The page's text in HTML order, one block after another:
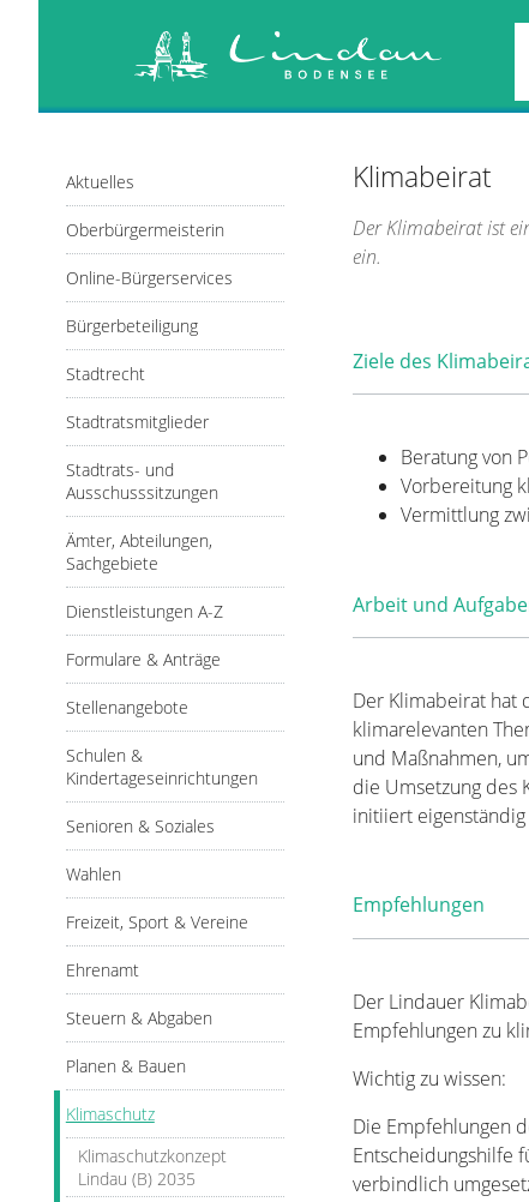
Aktuelles
Oberbürgermeisterin
Online-Bürgerservices
Bürgerbeteiligung
Stadtrecht
Stadtratsmitglieder
Stadtrats- und
Ausschusssitzungen
Ämter, Abteilungen,
Sachgebiete
Dienstleistungen A-Z
Formulare & Anträge
Stellenangebote
Schulen &
Kindertageseinrichtungen
Senioren & Soziales
Wahlen
Freizeit, Sport & Vereine
Ehrenamt
Steuern & Abgaben
Planen & Bauen
Klimaschutz
Klimaschutzkonzept
Lindau (B) 2035
Klimabeirat
Der Klimabeirat ist
ein.
Ziele des
Beratung von
Vorbereitung
Vermittlung
Arbeit und
Der Klimabeirat hat
klimarelevanten
und Maßnahmen,
die Umsetzung des
initiiert
Empfehlungen
Der Lindauer
Empfehlungen zu
Wichtig zu wissen:
Die Empfehlungen
Entscheidungshilfe
verbindlich